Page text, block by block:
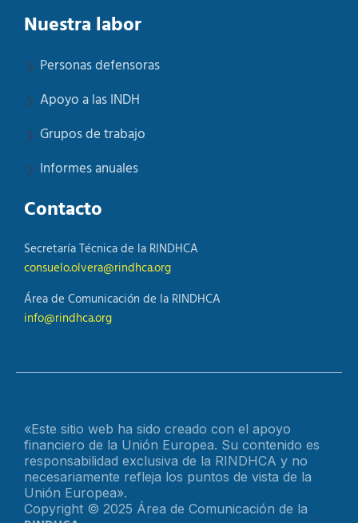
Nuestra labor
Personas defensoras
Apoyo a las INDH
Grupos de trabajo
Informes anuales
Contacto
Secretaría Técnica de la RINDHCA
consuelo.olvera@rindhca.org
Área de Comunicación de la RINDHCA
info@rindhca.org
«Este sitio web ha sido creado con el apoyo
financiero de la Unión Europea. Su contenido es
responsabilidad exclusiva de la RINDHCA y no
necesariamente refleja los puntos de vista de la
Unión Europea».
Copyright © 2025 Área de Comunicación de la